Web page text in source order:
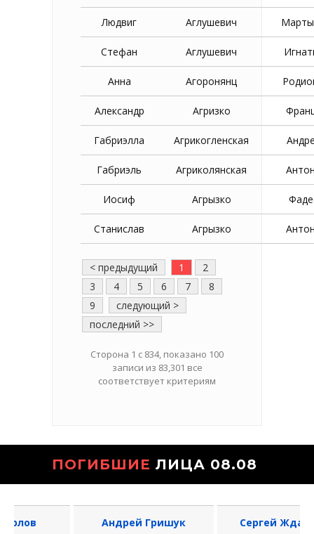
Людвиг Аглушевич
Стефан Аглушевич
Анна Агоронянц
Александр Агризко
Габриэлла Агрикогленская
Габриэль Агриколянская
Иосиф Агрызко
Станислав Агрызко
< предыдущий 1
2
3
4 5 6 7
8
9
следующий >
последний >>
Сторона 1 с 834, показано 100
записи из 83,301 все
соответствует критериям
ПОГИБШИЕ ЛИЦА 08.08
Андрей Гришук
Сергей Жданович